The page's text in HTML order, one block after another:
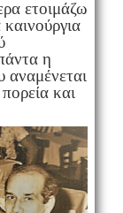
ετοιμάζω
η
και